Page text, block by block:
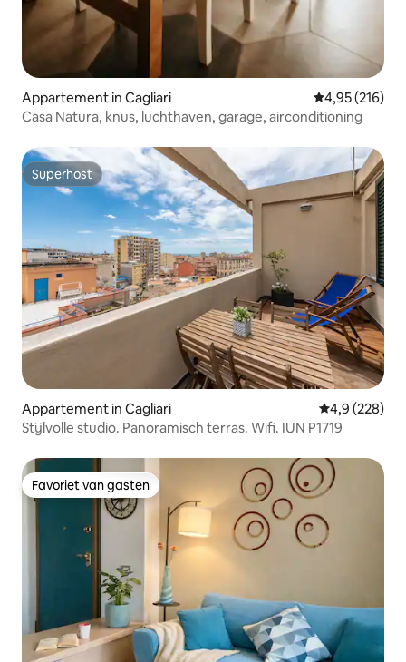
Appartement in Cagliari Gemiddelde
4,95 (216)
Casa Natura, knus, luchthaven, garage, airconditioning
Superhost
Superhost
Appartement in Cagliari Gemiddelde
4,9 (228)
Stijlvolle studio. Panoramisch terras. Wifi. IUN P1719
Favoriet van gasten
Favoriet van gasten